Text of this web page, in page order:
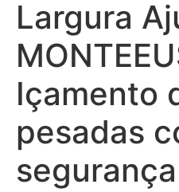
Largura
Içamento
pesadas
segurança